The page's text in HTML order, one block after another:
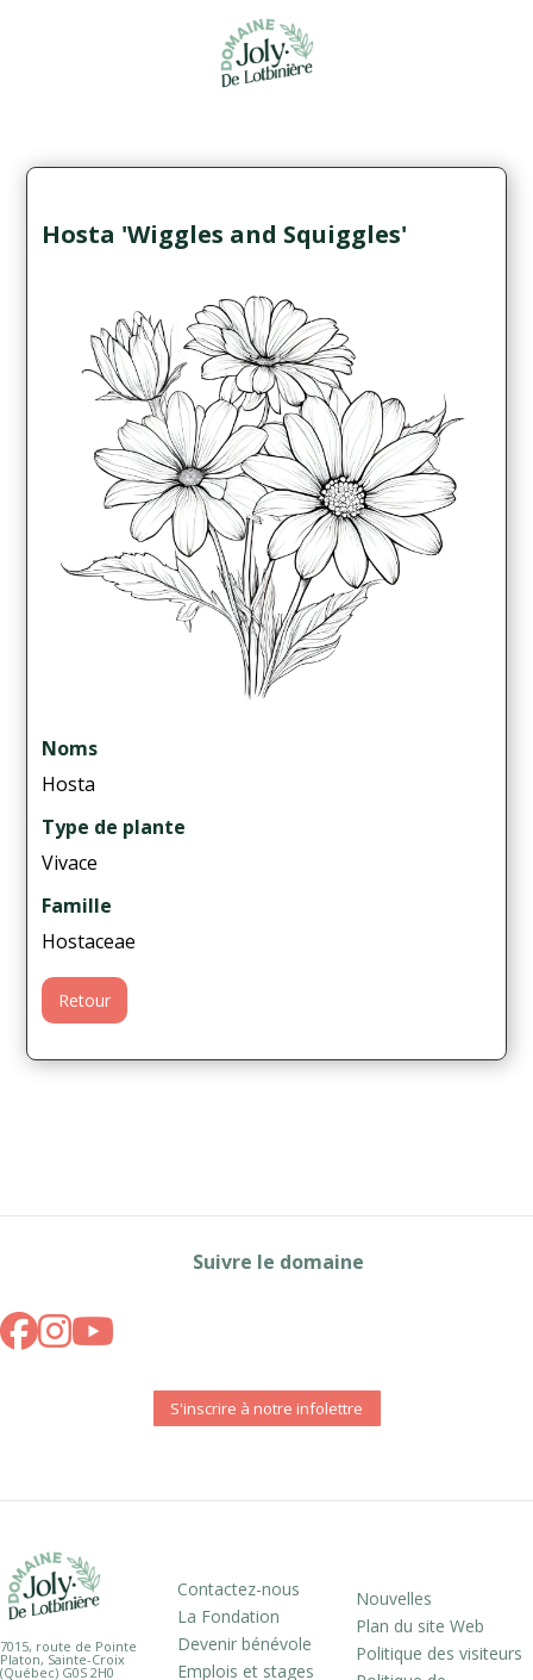
Hosta 'Wiggles and Squiggles'
Noms
Hosta
Type de plante
Vivace
Famille
Hostaceae
Retour
Suivre le domaine
S'inscrire à notre infolettre
7015, route de Pointe
Platon, Sainte-Croix
(Québec) G0S 2H0
Contactez-nous
La Fondation
Devenir bénévole
Emplois et stages
Nouvelles
Plan du site Web
Politique des visiteurs